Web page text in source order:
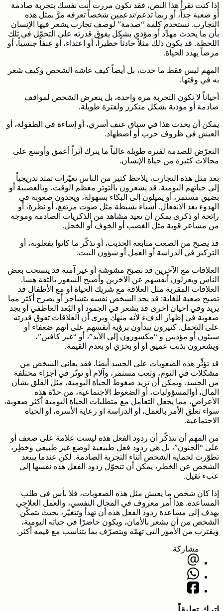
إذا كنت تقرأ هذا النص، فقد تكون مررت أنت نفسك بتجربة صادمة
أو صعبة جداً، أو ربما تدعم/تدعمين شخصاً تعرفه مرَّ بمثل هذه
التجارب. نستخدم كلمة “صدمة” لوصف تجارب يشعر فيها الإنسان
بأن ما يحدث مهدِّد أو مؤذي بشكل يفوق قدرته على التحمّل في تلك
اللحظة. قد يكون ذلك مثلاً حادثاً خطيراً، أو اعتداء، أو عنفاً جنسياً، أو
مرضاً يهدد الحياة.
المهم ليس فقط ما حدث، بل أيضاً كيف عاشه الشخص وكيف شعر
به في وقتها.
أحياناً لا تكون التجربة مرة واحدة، بل يتعرض الشخص لمواقف
صادمة أو مؤذية بشكل متكرر ولفترة طويلة.
يمكن أن يحدث هذا في سياق عنف أسري، أو إساءة في الطفولة، أو
العيش في ظروف حرب أو اضطهاد.
التعرّض للصدمة لفترة طويلة غالباً ما يترك أثراً أعمق وأوسع على
مجالات كثيرة من حياة الإنسان.
بعد مثل هذه التجارب، يلاحظ كثير من الناس تغيّرات تمتد تدريجياً
إلى حياتهم اليومية. قد يشعرون بالتوتر معظم الوقت، وبالعصبية أو
بضيق مستمر، أو يميلون إلى البكاء بسهولة، ويجدون صعوبة في
الهدوء بعد الانفعال. أشياء بسيطة مثل صوت مرتفع، أو نظرة، أو
رائحة او ذكرى يمكن أن تعيد مشاهد من الذكريات الصادمة وموجة
من مشاعر قوية مثل الغضب أو الخوف أو الخجل.
قد يصبح من الصعب متابعة الحديث، أو تذكّر ما كانوا يفعلونه، أو
التركيز في الدراسة أو العمل أو شؤون البيت.
العلاقات مع الآخرين قد تصبح مشوشة أو غير آمنة قد ينسحب بعض
الناس ويعزلون أنفسهم عن الآخرين وأصبح الشعور بالثقة هشا.
العلاقات المقربة مثل العلاقة مع شريك الحياة أو مع الأطفال قد
تصبح صعبة للغاية: قد يجد الشخص نفسه يتشاجر أو يصرخ أكثر مما
يريد وفي أحيان أخرى قد يشعر في الجمود أو البُعد العاطفي أو يجد
صعوبة في إظهار الدفء لأنه منهك ويرى أن العلاقات تفوق قدرته
على التحمل. كثيرون يبدأون برؤية أنفسهم على أنهم ضعفاء أو
سيئون أو مؤذيين و “مكسورون إلى الأبد”، أو “غير كافين”،
ويشعرون بذنب عميق أو أو بخزي او بعدم القيمة.
قد تؤثِّر هذه الصعوبات على الجسد أيضًا. فقد يعاني الشخص من
مشكلات في النوم، وتعب مستمر، وآلام أو توتّر في أجزاء مختلفة
من الجسد. ويمكن أن تزيد ضغوط الحياة اليومية، مثل القلق بشأن
المال، أوالمسؤوليات، أو الضغوط الاجتماعية، من حدّة هذه
الأعراض، مما يجعل التعامل مع متطلبات الحياة اليومية أكثر صعوبة،
سواء تعلّق الأمر بالعمل، أو الدراسة او رعاية الأسرة، أو الحياة
الاجتماعية.
من المهم أن نتذكّر أن ردود الفعل هذه ليست علامة على ضعف أو
على “الجنون”، بل هي ردود فعل طبيعية لوضع غير طبيعي وخطِر،
تطوّرت لحماية الشخص أثناء التجربة الصادمة. لكن عندما يبتعد
الشخص عن الخطر، يمكن أن تتحوّل ردود الفعل هذه نفسها إلى
عبء ثقيل.
إذا كان شخص ما يعيش مثل هذه الصعوبات، فلا بأس في طلب
المساعدة. هذا أمر معروف في المجال النفسي، والعمل العلاجي
يهدف إلى مساعدة ردود الفعل هذه أن تهدأ وتتغيّر، بحيث يتمكّن
الشخص من أن يشعر بالأمان، ويكون حاضرًا في حياته اليومية،
ويقترب من الأمور التي تهمّه ويتصرّف بما يتناسب مع قيمه أكثر.
مشاركة